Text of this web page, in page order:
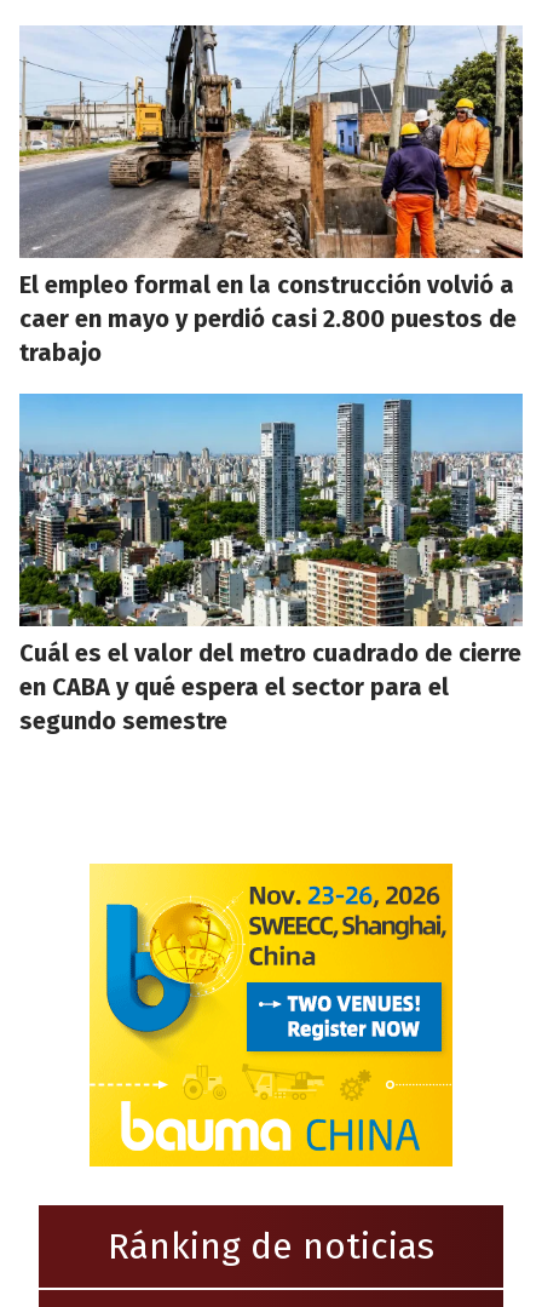
El empleo formal en la construcción volvió a
caer en mayo y perdió casi 2.800 puestos de
trabajo
Cuál es el valor del metro cuadrado de cierre
en CABA y qué espera el sector para el
segundo semestre
Ránking de noticias